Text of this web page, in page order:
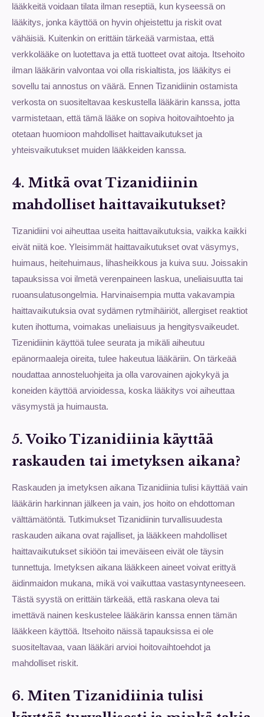
lääkkeitä voidaan tilata ilman reseptiä, kun kyseessä on
lääkitys, jonka käyttöä on hyvin ohjeistettu ja riskit ovat
vähäisiä. Kuitenkin on erittäin tärkeää varmistaa, että
verkkolääke on luotettava ja että tuotteet ovat aitoja. Itsehoito
ilman lääkärin valvontaa voi olla riskialtista, jos lääkitys ei
sovellu tai annostus on väärä. Ennen Tizanidiinin ostamista
verkosta on suositeltavaa keskustella lääkärin kanssa, jotta
varmistetaan, että tämä lääke on sopiva hoitovaihtoehto ja
otetaan huomioon mahdolliset haittavaikutukset ja
yhteisvaikutukset muiden lääkkeiden kanssa.
4. Mitkä ovat Tizanidiinin
mahdolliset haittavaikutukset?
Tizanidiini voi aiheuttaa useita haittavaikutuksia, vaikka kaikki
eivät niitä koe. Yleisimmät haittavaikutukset ovat väsymys,
huimaus, heitehuimaus, lihasheikkous ja kuiva suu. Joissakin
tapauksissa voi ilmetä verenpaineen laskua, uneliaisuutta tai
ruoansulatusongelmia. Harvinaisempia mutta vakavampia
haittavaikutuksia ovat sydämen rytmihäiriöt, allergiset reaktiot
kuten ihottuma, voimakas uneliaisuus ja hengitysvaikeudet.
Tizenidiinin käyttöä tulee seurata ja mikäli aiheutuu
epänormaaleja oireita, tulee hakeutua lääkäriin. On tärkeää
noudattaa annosteluohjeita ja olla varovainen ajokykyä ja
koneiden käyttöä arvioidessa, koska lääkitys voi aiheuttaa
väsymystä ja huimausta.
5. Voiko Tizanidiinia käyttää
raskauden tai imetyksen aikana?
Raskauden ja imetyksen aikana Tizanidiinia tulisi käyttää vain
lääkärin harkinnan jälkeen ja vain, jos hoito on ehdottoman
välttämätöntä. Tutkimukset Tizanidiinin turvallisuudesta
raskauden aikana ovat rajalliset, ja lääkkeen mahdolliset
haittavaikutukset sikiöön tai imeväiseen eivät ole täysin
tunnettuja. Imetyksen aikana lääkkeen aineet voivat erittyä
äidinmaidon mukana, mikä voi vaikuttaa vastasyntyneeseen.
Tästä syystä on erittäin tärkeää, että raskana oleva tai
imettävä nainen keskustelee lääkärin kanssa ennen tämän
lääkkeen käyttöä. Itsehoito näissä tapauksissa ei ole
suositeltavaa, vaan lääkäri arvioi hoitovaihtoehdot ja
mahdolliset riskit.
6. Miten Tizanidiinia tulisi